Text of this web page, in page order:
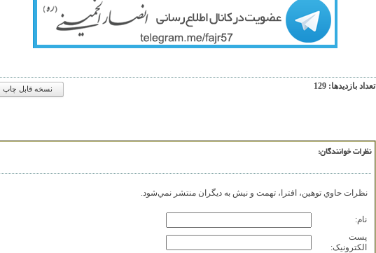
تعداد بازديدها: 129 نسخه قابل چاپ
نظرات خوانندگان:
نظرات حاوي توهين، افترا، تهمت و نيش به ديگران منتشر نمي‌شود.
نام:
پست
الکترونيک: